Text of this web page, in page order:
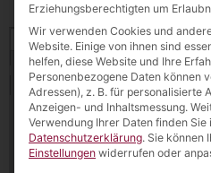
Erziehungsberechtigten um
Wir verwenden Cookies und
Website. Einige von ihnen sind
helfen, diese Website und Ihre
Personenbezogene Daten können
Adressen), z. B. für personalisierte
Anzeigen- und Inhaltsmessung.
Verwendung Ihrer Daten finden Sie
Datenschutzerklärung. Sie können
Einstellungen widerrufen oder